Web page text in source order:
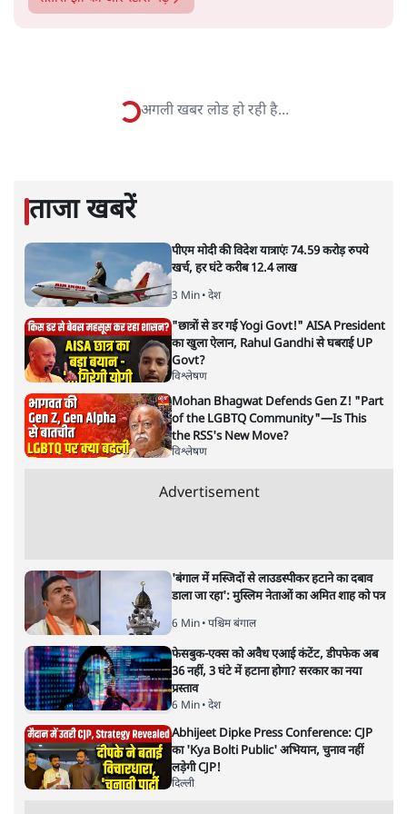
विश्लेषणात्मक और मानवीय स्वरों में से एक हैं। शिक्षा, समाज,
नतीजों पर परदे डालता घोषणा प्रधान
बजट!
यह बजट नीतिगत नतीजों से ज़्यादा घोषणाओं पर टिका क्यों दिखता
है? आंकड़ों, ज़मीनी हकीकत और वादों के बीच घोषणा-प्रधान बजट
की आलोचनात्मक पड़ताल।
केंद्रीय वित्तमंत्री निर्मला सीतारमण द्वारासंसद में प्रस्तुत साल
2026—27 का केंद्रीय बजट बीजेपी और प्रधानमंत्री नरेंद्र मोदी
द्वारा साल 2014 में जारी घोषणा पत्र की तरह वायदों का पुलिंदा